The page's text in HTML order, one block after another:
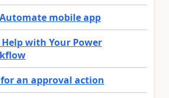
mobile app
with Your Power
an approval action